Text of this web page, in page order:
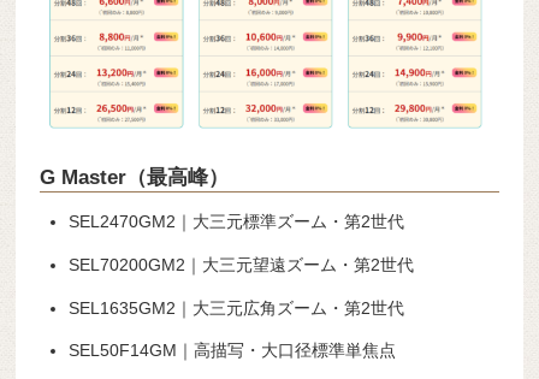
G Master（最高峰）
SEL2470GM2｜大三元標準ズーム・第2世代
SEL70200GM2｜大三元望遠ズーム・第2世代
SEL1635GM2｜大三元広角ズーム・第2世代
SEL50F14GM｜高描写・大口径標準単焦点